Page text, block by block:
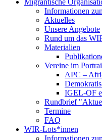
Informationen
Aktuelles
Unsere Angebote
Rund um das
Materialien
Vereine im
APC –
IGEL-OF
Rundbrief
Termine
FAQ
WIR-Lots*innen
Informationen